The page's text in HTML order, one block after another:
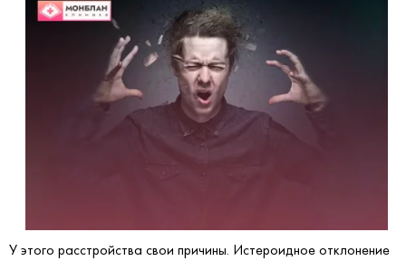
У этого расстройства свои причины. Истероидное отклонение